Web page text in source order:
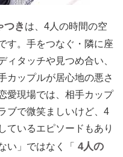
つき は、4人の時間の空
す。手をつなぐ・隣に座
ィタッチや見つめ合い、
カップルが居心地の悪さ
愛現場では、相手カップ
ブで微笑ましいけど、4
ているエピソードもあり
い」ではなく「
4人の